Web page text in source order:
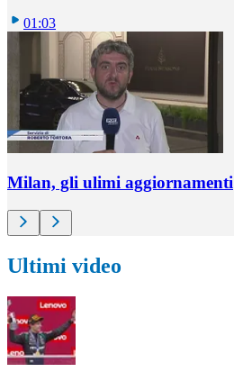
01:03
Milan, gli ulimi aggiornamenti
Ultimi video